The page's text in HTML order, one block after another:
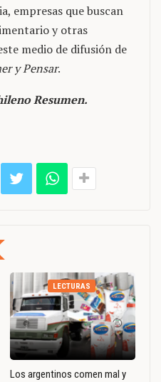
empresas que buscan
y otras
medio de difusión de
y Pensar.
Resumen.
LECTURAS
Los argentinos comen mal y